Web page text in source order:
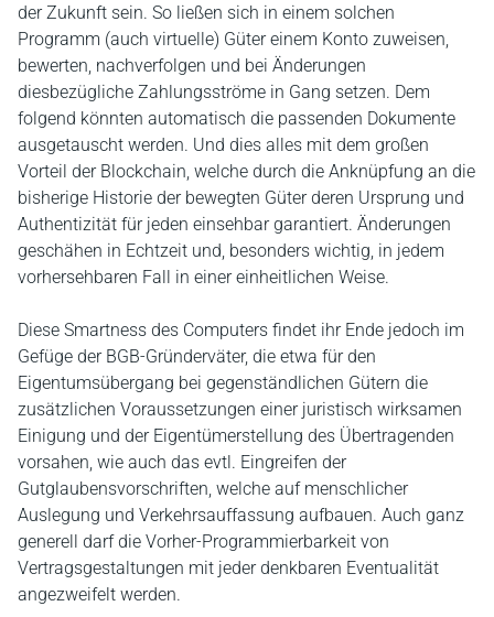
der Zukunft sein. So ließen sich in einem solchen
Programm (auch virtuelle) Güter einem Konto zuweisen,
bewerten, nachverfolgen und bei Änderungen
diesbezügliche Zahlungsströme in Gang setzen. Dem
folgend könnten automatisch die passenden Dokumente
ausgetauscht werden. Und dies alles mit dem großen
Vorteil der Blockchain, welche durch die Anknüpfung an die
bisherige Historie der bewegten Güter deren Ursprung und
Authentizität für jeden einsehbar garantiert. Änderungen
geschähen in Echtzeit und, besonders wichtig, in jedem
vorhersehbaren Fall in einer einheitlichen Weise.
Diese Smartness des Computers findet ihr Ende jedoch im
Gefüge der BGB-Gründerväter, die etwa für den
Eigentumsübergang bei gegenständlichen Gütern die
zusätzlichen Voraussetzungen einer juristisch wirksamen
Einigung und der Eigentümerstellung des Übertragenden
vorsahen, wie auch das evtl. Eingreifen der
Gutglaubensvorschriften, welche auf menschlicher
Auslegung und Verkehrsauffassung aufbauen. Auch ganz
generell darf die Vorher-Programmierbarkeit von
Vertragsgestaltungen mit jeder denkbaren Eventualität
angezweifelt werden.